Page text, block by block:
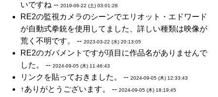
いですね -- 2019-06-22 (土) 03:01:28
RE2の監視カメラのシーンでエリオット・エドワード
が自動式拳銃を使用してました、詳しい種類は映像が
荒く不明です。 -- 2023-03-22 (水) 20:13:05
RE2のガバメントですが項目に作品名がありませんで
した。 -- 2024-09-05 (木) 11:46:43
リンクを貼っておきました。 -- 2024-09-05 (木) 12:33:43
↑ありがとうございます。 -- 2024-09-05 (木) 18:19:45